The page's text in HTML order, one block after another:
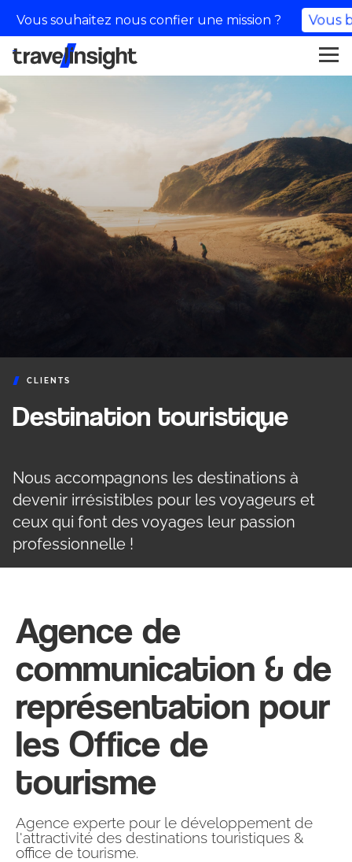
CLIENTS
Destination touristique
Nous accompagnons les destinations à
devenir irrésistibles pour les voyageurs et
ceux qui font des voyages leur passion
professionnelle !
Agence de
communication & de
représentation pour
les Office de
tourisme
Agence experte pour le développement de
l'attractivité des destinations touristiques &
office de tourisme.
Vous souhaitez nous confier une mission ? Vous